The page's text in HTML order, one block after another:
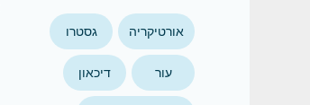
אורטיקריה גסטרו
עור דיכאון